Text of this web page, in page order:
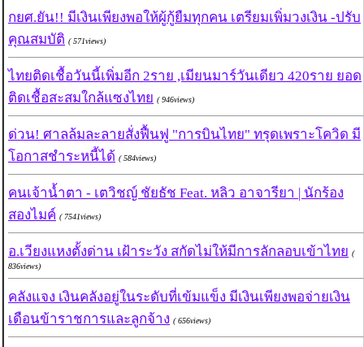
กยศ.ยัน!! มีเงินเพียงพอให้ผู้กู้ยืมทุกคน เตรียมเพิ่มวงเงิน -ปรับ
คุณสมบัติ ( 571views)
ไทยติดเชื้อวันนี้เพิ่มอีก 2ราย ,เมียนมาร์วันเดียว 420ราย ยอด
ติดเชื้อสะสมใกล้แซงไทย ( 946views)
ด่วน! ศาลล้มละลายสั่งฟื้นฟู "การบินไทย" ทรุดเพราะโควิด มี
โอกาสชำระหนี้ได้ ( 584views)
คนเจ้าน้ำตา - เตวิชญ์ ชัยธัช Feat. หลิว อาจารียา | นักร้อง
สองไมค์ ( 7541views)
อ.เวียงแหงตั้งด่าน เฝ้าระวัง สกัดไม่ให้มีการลักลอบเข้าไทย (
836views)
คลังแจง เงินคลังอยู่ในระดับที่เข้มแข็ง มีเงินเพียงพอจ่ายเงิน
เดือนข้าราชการและลูกจ้าง ( 656views)